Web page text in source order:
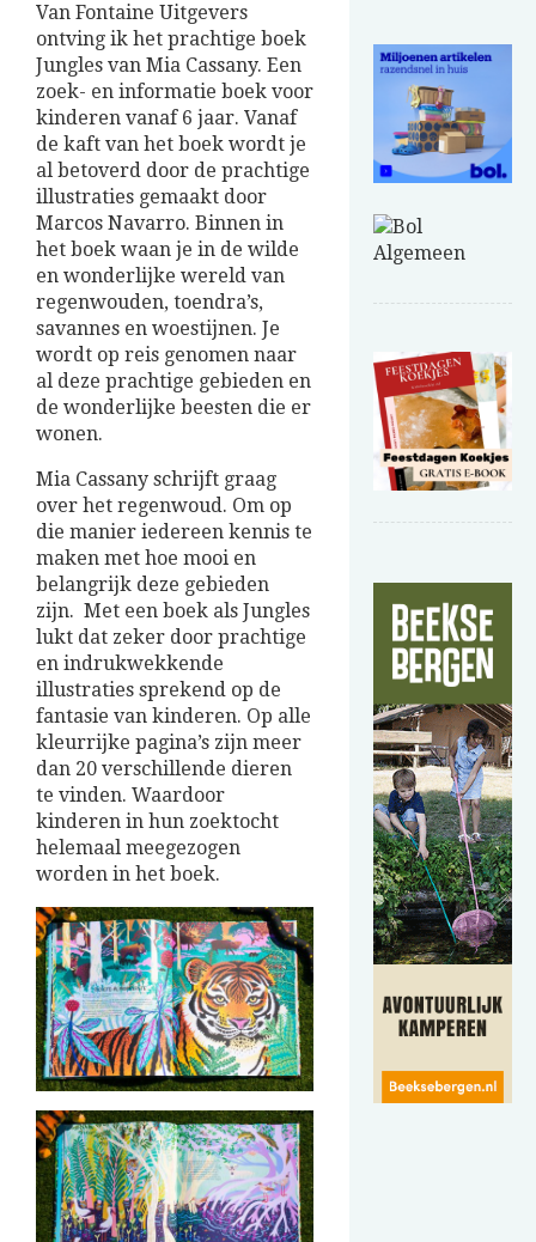
Van Fontaine Uitgevers
ontving ik het prachtige boek
Jungles van Mia Cassany. Een
zoek- en informatie boek voor
kinderen vanaf 6 jaar. Vanaf
de kaft van het boek wordt je
al betoverd door de prachtige
illustraties gemaakt door
Marcos Navarro. Binnen in
het boek waan je in de wilde
en wonderlijke wereld van
regenwouden, toendra’s,
savannes en woestijnen. Je
wordt op reis genomen naar
al deze prachtige gebieden en
de wonderlijke beesten die er
wonen.
Mia Cassany schrijft graag
over het regenwoud. Om op
die manier iedereen kennis te
maken met hoe mooi en
belangrijk deze gebieden
zijn. Met een boek als Jungles
lukt dat zeker door prachtige
en indrukwekkende
illustraties sprekend op de
fantasie van kinderen. Op alle
kleurrijke pagina’s zijn meer
dan 20 verschillende dieren
te vinden. Waardoor
kinderen in hun zoektocht
helemaal meegezogen
worden in het boek.